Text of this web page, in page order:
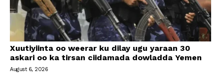
Xuutiyiinta oo weerar ku dilay ugu yaraan 30
askari oo ka tirsan ciidamada dowladda Yemen
August 6, 2026